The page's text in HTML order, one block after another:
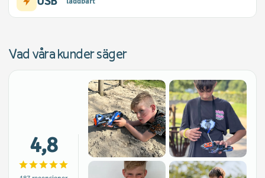
Vad våra kunder säger
4,8